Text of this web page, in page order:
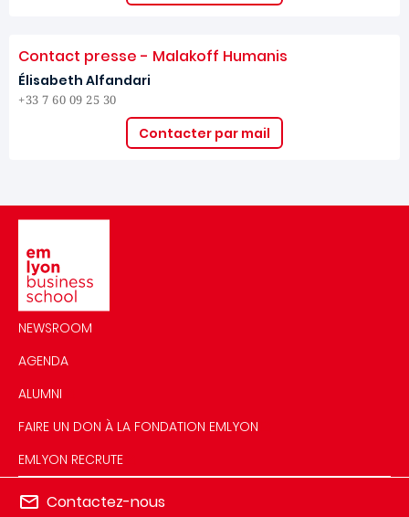
Contact presse - Malakoff Humanis
Élisabeth Alfandari
+33 7 60 09 25 30
Contacter par mail
NEWSROOM
AGENDA
ALUMNI
FAIRE UN DON À LA FONDATION EMLYON
EMLYON RECRUTE
Contactez-nous